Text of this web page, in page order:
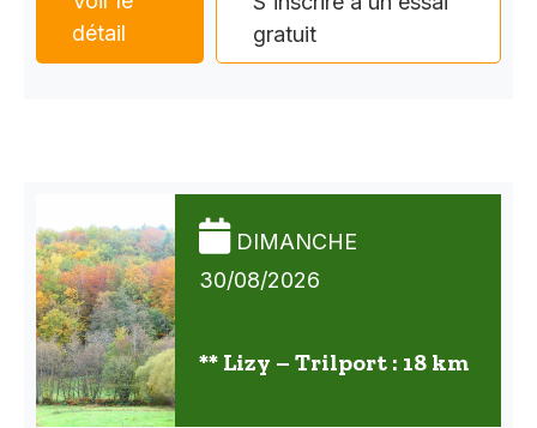
détail
gratuit
DIMANCHE
30/08/2026
** Lizy – Trilport : 18 km